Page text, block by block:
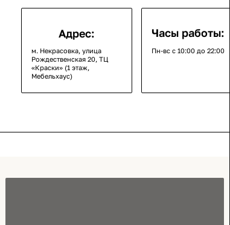
Адрес:
м. Некрасовка, улица
Рождественская 20, ТЦ
«Краски» (1 этаж,
Мебельхаус)
Часы работы:
Пн-вс с 10:00 до 22:00